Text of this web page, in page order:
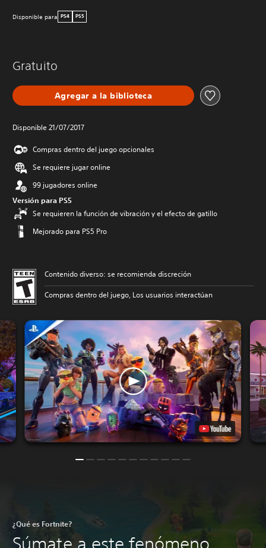
Disponible para PS4 PS5
Gratuito
Agregar a la biblioteca
Disponible 21/07/2017
Compras dentro del juego opcionales
Se requiere jugar online
99 jugadores online
Versión para PS5
Se requieren la función de vibración y el efecto de gatillo
Mejorado para PS5 Pro
Contenido diverso: se recomienda discreción
Compras dentro del juego, Los usuarios interactúan
¿Qué es Fortnite?
Súmate a este fenómeno